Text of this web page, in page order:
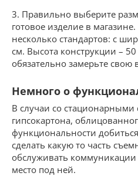
3. Правильно выберите
готовое изделие в магазине.
несколько стандартов: с
см. Высота конструкции –
обязательно замерьте свою
Немного о
В случаи со
гипсокартона,
функциональности
сделать какую то часть
обслуживать
место под ней.